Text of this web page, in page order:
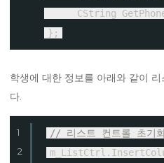
CString
};
학생에 대한 정보를 아래와 같이
다.
1
2
// 리스트 컨트롤 초기